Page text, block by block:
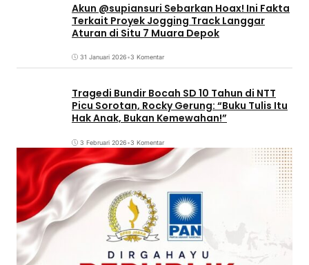
Akun @supiansuri Sebarkan Hoax! Ini Fakta
Terkait Proyek Jogging Track Langgar
Aturan di Situ 7 Muara Depok
31 Januari 2026•3 Komentar
Tragedi Bundir Bocah SD 10 Tahun di NTT
Picu Sorotan, Rocky Gerung: “Buku Tulis Itu
Hak Anak, Bukan Kemewahan!”
3 Februari 2026•3 Komentar